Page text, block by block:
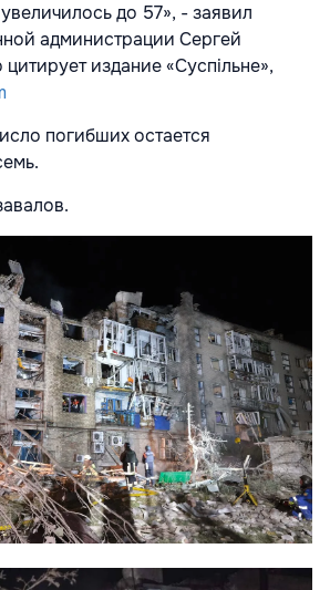
до 57», - заявил
администрации Сергей
издание «Суспільне»,
погибших остается